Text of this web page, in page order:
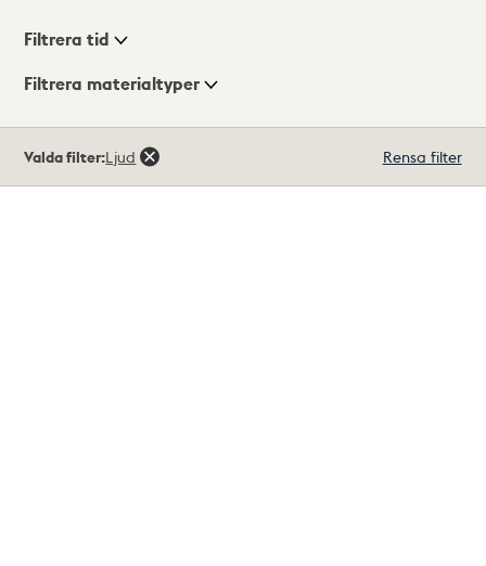
Visningsläge
Filtrera tid
Filtrera materialtyper
träffar
Valda filter:Ljud Rensa filter